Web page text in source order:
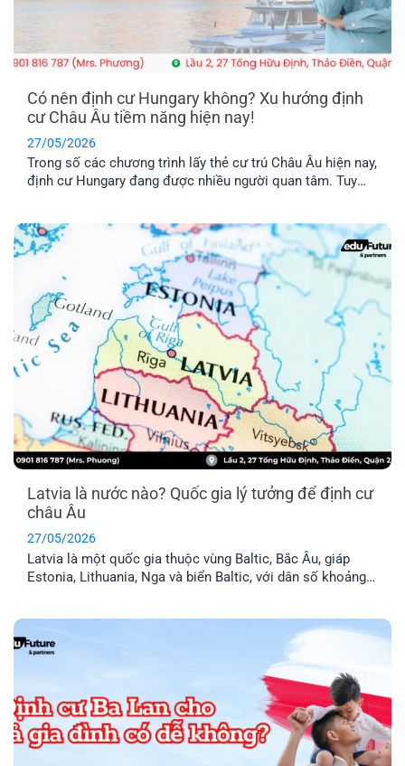
Có nên định cư Hungary không? Xu hướng định
cư Châu Âu tiềm năng hiện nay!
27/05/2026
Trong số các chương trình lấy thẻ cư trú Châu Âu hiện nay,
định cư Hungary đang được nhiều người quan tâm. Tuy
hiểu qua bài viết dưới đây nhé!
Latvia là nước nào? Quốc gia lý tưởng để định cư
châu Âu
27/05/2026
Latvia là một quốc gia thuộc vùng Baltic, Bắc Âu, giáp
Estonia, Lithuania, Nga và biển Baltic, với dân số khoảng